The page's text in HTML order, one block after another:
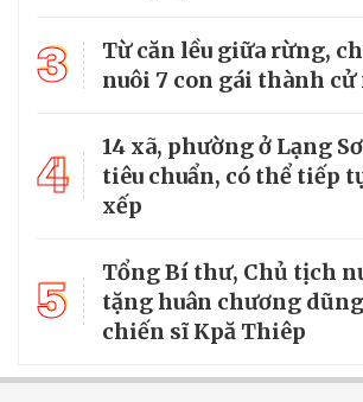
3
Từ căn lều giữa rừng,
nuôi 7 con gái thành cử
4
14 xã, phường ở Lạng
tiêu chuẩn, có thể tiếp
xếp
5
Tổng Bí thư, Chủ tịch
tặng huân chương
chiến sĩ Kpă Thiêp